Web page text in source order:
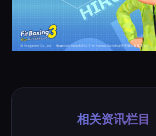
相关资讯栏目